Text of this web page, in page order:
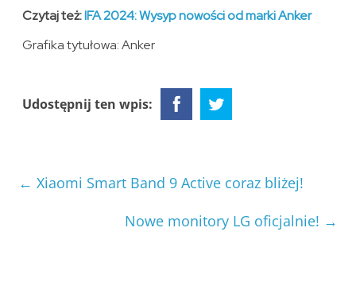
Czytaj też:IFA 2024: Wysyp nowości od marki Anker
Grafika tytułowa: Anker
Udostępnij ten wpis:
← Xiaomi Smart Band 9 Active coraz bliżej!
Nowe monitory LG oficjalnie! →